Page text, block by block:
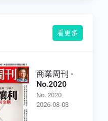
看更多
商業周刊 -
No.2020
No. 2020
2026-08-03